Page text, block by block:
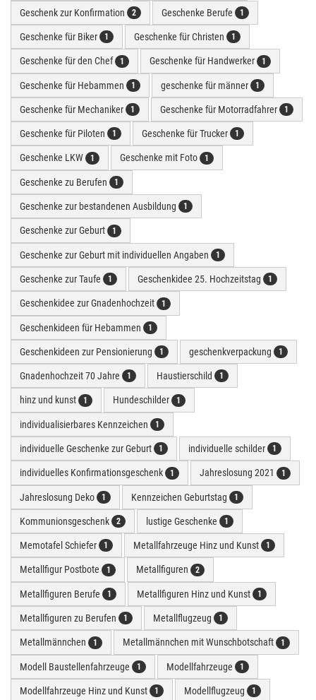
Geschenk zur Konfirmation 2 Geschenke Berufe 1
Geschenke für Biker 1 Geschenke für Christen 1
Geschenke für den Chef 1 Geschenke für Handwerker 1
Geschenke für Hebammen 1 geschenke für männer 1
Geschenke für Mechaniker 1 Geschenke für Motorradfahrer 1
Geschenke für Piloten 1 Geschenke für Trucker 1
Geschenke LKW 1 Geschenke mit Foto 1
Geschenke zu Berufen 1
Geschenke zur bestandenen Ausbildung 1
Geschenke zur Geburt 1
Geschenke zur Geburt mit individuellen Angaben 1
Geschenke zur Taufe 1 Geschenkidee 25. Hochzeitstag 1
Geschenkidee zur Gnadenhochzeit 1
Geschenkideen für Hebammen 1
Geschenkideen zur Pensionierung 1 geschenkverpackung 1
Gnadenhochzeit 70 Jahre 1 Haustierschild 1
hinz und kunst 1 Hundeschilder 1
individualisierbares Kennzeichen 1
individuelle Geschenke zur Geburt 1 individuelle schilder 1
individuelles Konfirmationsgeschenk 1 Jahreslosung 2021 1
Jahreslosung Deko 1 Kennzeichen Geburtstag 1
Kommunionsgeschenk 2 lustige Geschenke 1
Memotafel Schiefer 1 Metallfahrzeuge Hinz und Kunst 1
Metallfigur Postbote 1 Metallfiguren 2
Metallfiguren Berufe 1 Metallfiguren Hinz und Kunst 1
Metallfiguren zu Berufen 1 Metallflugzeug 1
Metallmännchen 1 Metallmännchen mit Wunschbotschaft 1
Modell Baustellenfahrzeuge 1 Modellfahrzeuge 1
Modellfahrzeuge Hinz und Kunst 1 Modellflugzeug 1